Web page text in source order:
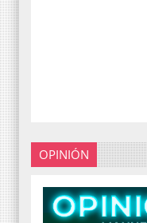
OPINIÓN